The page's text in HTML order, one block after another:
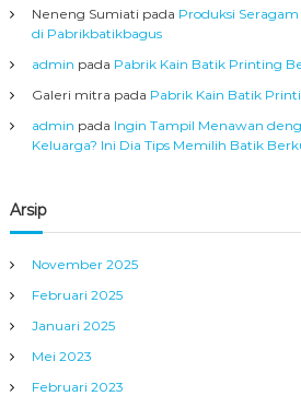
Neneng Sumiati pada Produksi
di Pabrikbatikbagus
admin pada Pabrik Kain Batik Printing
Galeri mitra pada Pabrik Kain Batik
admin pada Ingin Tampil Menawan
Keluarga? Ini Dia Tips Memilih Batik
Arsip
November 2025
Februari 2025
Januari 2025
Mei 2023
Februari 2023